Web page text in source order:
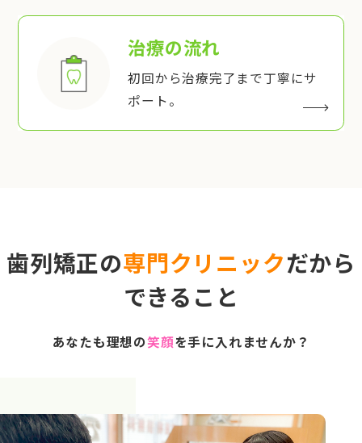
治療の流れ
初回から治療完了まで丁寧にサ
ポート。
歯列矯正の専門クリニックだから
できること
あなたも理想の笑顔を手に入れませんか？